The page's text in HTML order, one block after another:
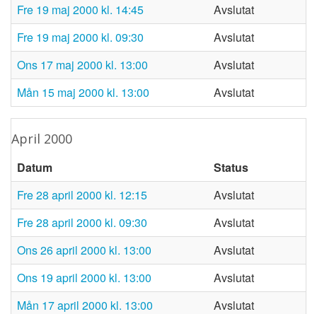
fre 19 maj 2000 kl. 14:45
Avslutat
fre 19 maj 2000 kl. 09:30
Avslutat
ons 17 maj 2000 kl. 13:00
Avslutat
mån 15 maj 2000 kl. 13:00
Avslutat
april 2000
Datum
Status
fre 28 april 2000 kl. 12:15
Avslutat
fre 28 april 2000 kl. 09:30
Avslutat
ons 26 april 2000 kl. 13:00
Avslutat
ons 19 april 2000 kl. 13:00
Avslutat
mån 17 april 2000 kl. 13:00
Avslutat